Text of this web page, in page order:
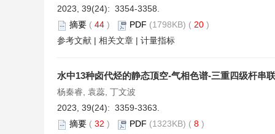
2023, 39(24): 3354-3358.
摘要 ( 44 ) PDF (1798KB) ( 20 )
参考文献 | 相关文章 | 计量指标
水中13种卤代烃的静态顶空-气相色谱-三重四级杆串
杨秦睿, 袁蕊, 丁文波
2023, 39(24): 3359-3363.
摘要 ( 32 ) PDF (1323KB) ( 8 )